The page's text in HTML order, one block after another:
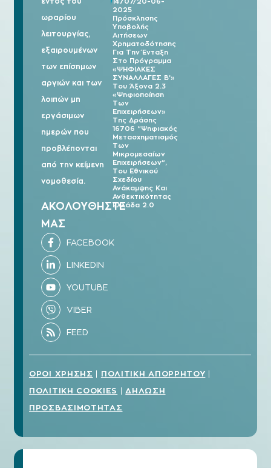
ωραρίου
λειτουργίας,
εξαιρουμένων
των επίσημων
αργιών και των
λοιπών μη
εργάσιμων
ημερών που
προβλέπονται
από την κείμενη
νομοθεσία.
ΑΚΟΛΟΥΘΗΣΤΕ
ΜΑΣ
2025
Πρόσκλησης
Υποβολής
Αιτήσεων
Χρηματοδότησης
Για Την Ένταξη
Στο Πρόγραμμα
«ΨΗΦΙΑΚΕΣ
ΣΥΝΑΛΛΑΓΕΣ Β’»
Του Άξονα 2.3
«Ψηφιοποίηση
Των
Επιχειρήσεων»
Της Δράσης
16706 “Ψηφιακός
Μετασχηματισμός
Των
Μικρομεσαίων
Επιχειρήσεων”,
Του Εθνικού
Σχεδίου
Ανάκαμψης Και
Ανθεκτικότητας
Ελλάδα 2.0
ΟΡΟΙ ΧΡΗΣΗΣ ΠΟΛΙΤΙΚΗ ΑΠΟΡΡΗΤΟΥ
ΠΟΛΙΤΙΚΗ COOKIES
ΔΗΛΩΣΗ
ΠΡΟΣΒΑΣΙΜΟΤΗΤΑΣ